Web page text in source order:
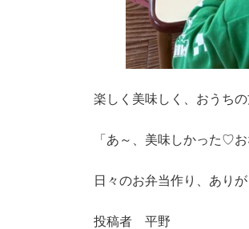
楽しく美味しく、おうち
「あ～、美味しかった♡
日々のお弁当作り、あり
投稿者 平野